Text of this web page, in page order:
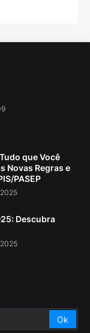
que Você
Novas Regras e
PASEP
Descubra